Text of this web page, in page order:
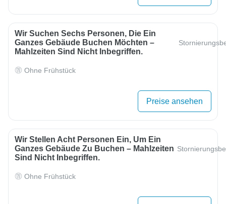
Wir Suchen Sechs Personen, Die Ein
Ganzes Gebäude Buchen Möchten –
Mahlzeiten Sind Nicht Inbegriffen.
Ohne Frühstück
Preise ansehen
Wir Stellen Acht Personen Ein, Um Ein
Ganzes Gebäude Zu Buchen – Mahlzeiten
Sind Nicht Inbegriffen.
Ohne Frühstück